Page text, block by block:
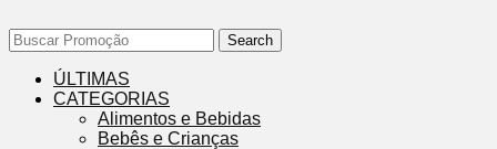
Search
ÚLTIMAS
CATEGORIAS
Alimentos e Bebidas
Bebês e Crianças